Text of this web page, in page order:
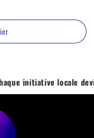
initiative locale devient